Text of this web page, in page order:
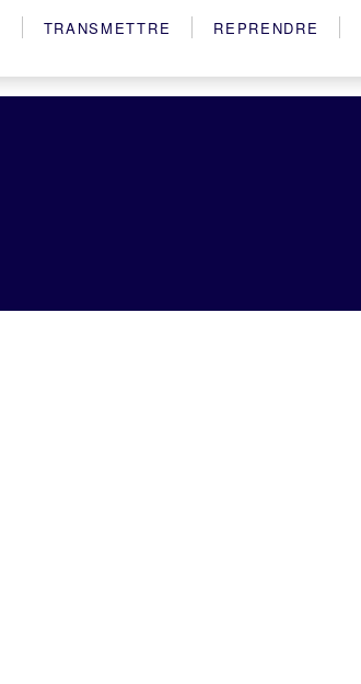
TRANSMETTRE REPRENDRE